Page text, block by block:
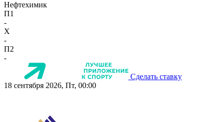
Нефтехимик
П1
-
X
-
П2
-
Сделать ставку
18 сентября 2026, Пт, 00:00